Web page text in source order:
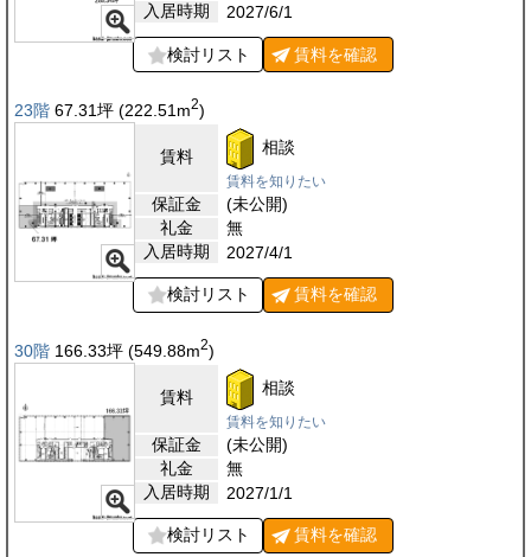
入居時期
2027/6/1
検討リスト 賃料を確認
23階 67.31坪 (222.51 m2)
賃料 相談
賃料を知りたい
保証金
(未公開)
礼金
無
入居時期
2027/4/1
検討リスト 賃料を確認
30階 166.33坪 (549.88m2)
賃料 相談
賃料を知りたい
保証金
(未公開)
礼金
無
入居時期
2027/1/1
検討リスト 賃料を確認